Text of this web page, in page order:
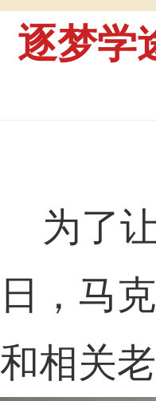
逐梦学
为了让
日，马
和相关